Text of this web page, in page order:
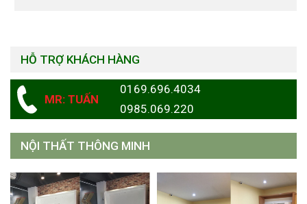
HỖ TRỢ KHÁCH HÀNG
MR: TUẤN
0169.696.4034
0985.069.220
NỘI THẤT THÔNG MINH